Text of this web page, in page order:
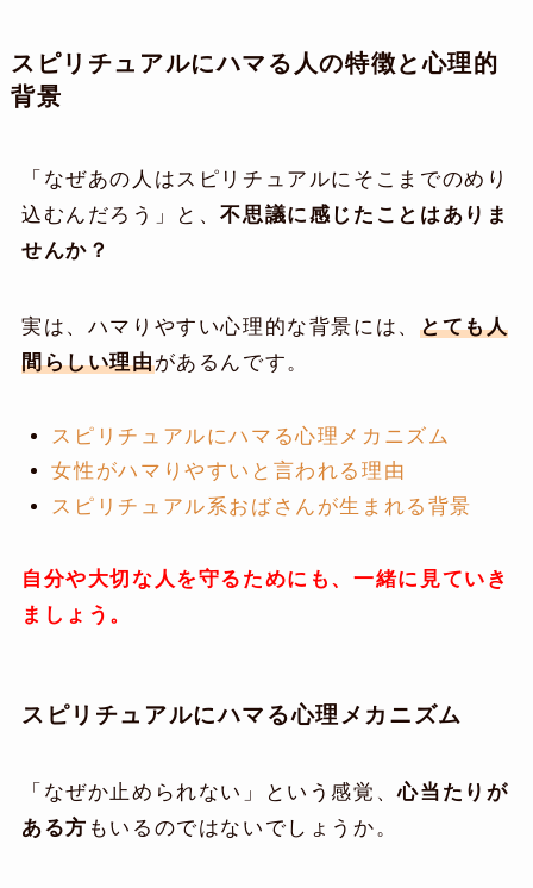
スピリチュアルにハマる人の特徴と心理的
背景
「なぜあの人はスピリチュアルにそこまでのめり
込むんだろう」と、不思議に感じたことはありま
せんか？
実は、ハマりやすい心理的な背景には、 とても人
間らしい理由があるんです。
スピリチュアルにハマる心理メカニズム
女性がハマりやすいと言われる理由
スピリチュアル系おばさんが生まれる背景
自分や大切な人を守るためにも、一緒に見ていき
ましょう。
スピリチュアルにハマる心理メカニズム
「なぜか止められない」という感覚、心当たりが
ある方 もいるのではないでしょうか。